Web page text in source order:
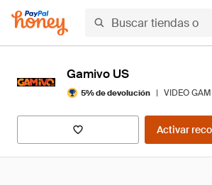
Gamivo US
5% de devolución | VIDEO
Activar